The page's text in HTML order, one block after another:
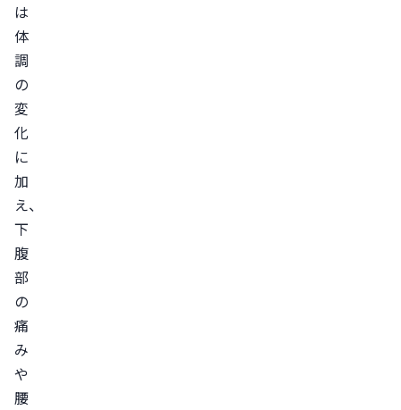
は
体
調
の
変
化
に
加
え、
下
腹
部
の
痛
み
や
腰